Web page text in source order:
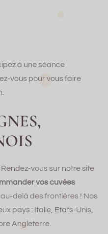
à une séance
vous pour vous faire
vous sur notre site
vos cuvées
delà des frontières ! Nos
pays : Italie, Etats-Unis,
Angleterre.